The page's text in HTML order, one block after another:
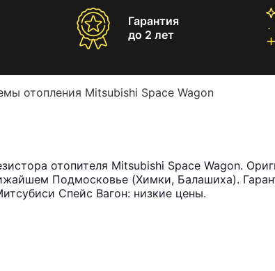
Гарантия
до 2 лет
отопления Mitsubishi Space Wagon
отопителя Mitsubishi Space Wagon.
Подмосковье (Химки, Балашиха).
Спейс Вагон: низкие цены.